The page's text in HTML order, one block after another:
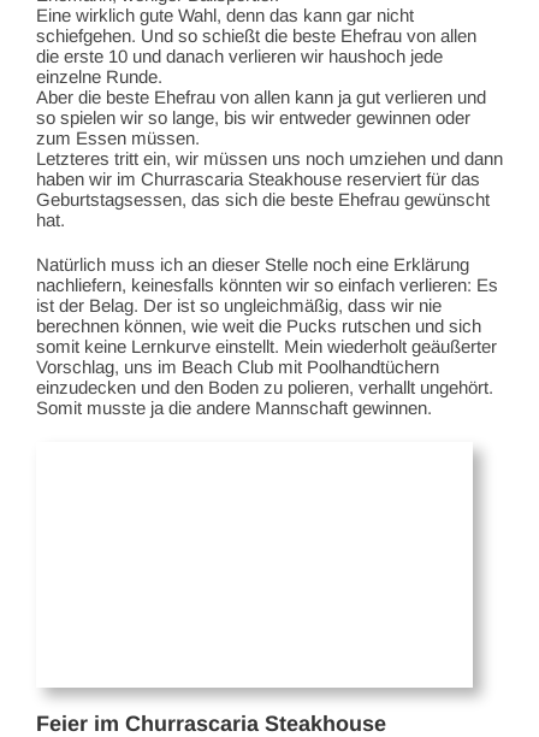
Eine wirklich gute Wahl, denn das kann gar nicht
schiefgehen. Und so schießt die beste Ehefrau von allen
die erste 10 und danach verlieren wir haushoch jede
einzelne Runde.
Aber die beste Ehefrau von allen kann ja gut verlieren und
so spielen wir so lange, bis wir entweder gewinnen oder
zum Essen müssen.
Letzteres tritt ein, wir müssen uns noch umziehen und dann
haben wir im Churrascaria Steakhouse reserviert für das
Geburtstagsessen, das sich die beste Ehefrau gewünscht
hat.
Natürlich muss ich an dieser Stelle noch eine Erklärung
nachliefern, keinesfalls könnten wir so einfach verlieren: Es
ist der Belag. Der ist so ungleichmäßig, dass wir nie
berechnen können, wie weit die Pucks rutschen und sich
somit keine Lernkurve einstellt. Mein wiederholt geäußerter
Vorschlag, uns im Beach Club mit Poolhandtüchern
einzudecken und den Boden zu polieren, verhallt ungehört.
Somit musste ja die andere Mannschaft gewinnen.
Feier im Churrascaria Steakhouse